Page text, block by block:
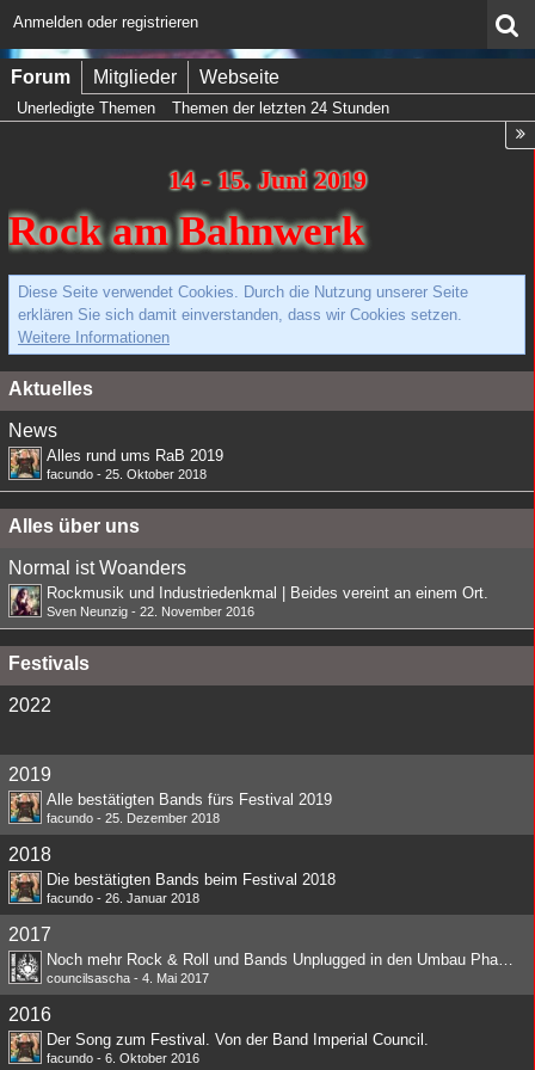
Anmelden oder registrieren
Forum Mitglieder Webseite
Unerledigte Themen Themen der letzten 24 Stunden
14 - 15. Juni 2019
Rock am Bahnwerk
Diese Seite verwendet Cookies. Durch die Nutzung unserer Seite
erklären Sie sich damit einverstanden, dass wir Cookies setzen.
Weitere Informationen
Aktuelles
News
Alles rund ums RaB 2019
facundo - 25. Oktober 2018
Alles über uns
Normal ist Woanders
Rockmusik und Industriedenkmal | Beides vereint an einem Ort.
Sven Neunzig - 22. November 2016
Festivals
2022
2019
Alle bestätigten Bands fürs Festival 2019
facundo - 25. Dezember 2018
2018
Die bestätigten Bands beim Festival 2018
facundo - 26. Januar 2018
2017
Noch mehr Rock & Roll und Bands Unplugged in den Umbau Phasen
councilsascha - 4. Mai 2017
2016
Der Song zum Festival. Von der Band Imperial Council.
facundo - 6. Oktober 2016